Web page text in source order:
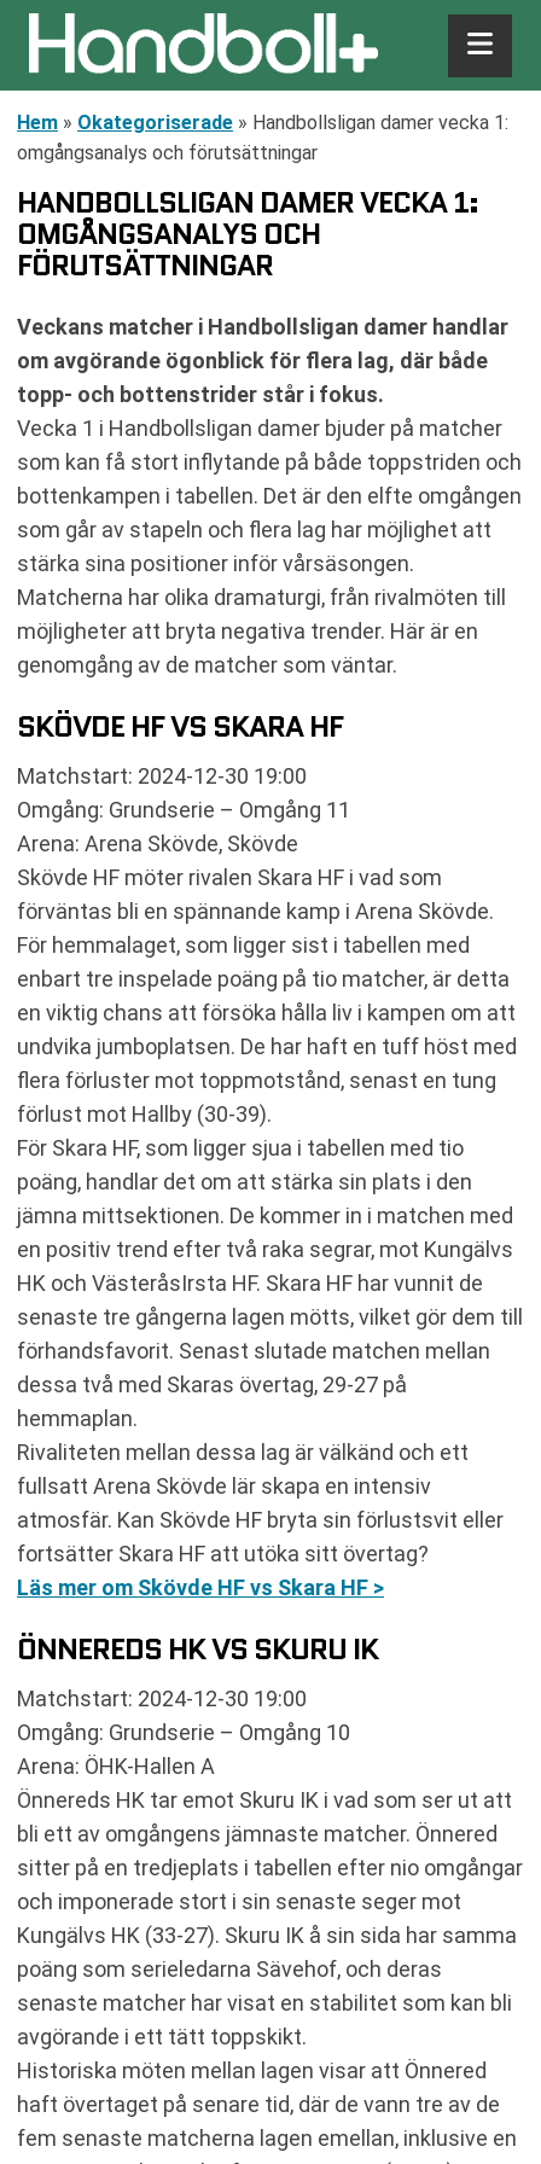
Hem » Okategoriserade » Handbollsligan damer vecka 1:
omgångsanalys och förutsättningar
HANDBOLLSLIGAN DAMER VECKA 1:
OMGÅNGSANALYS OCH
FÖRUTSÄTTNINGAR
Veckans matcher i Handbollsligan damer handlar
om avgörande ögonblick för flera lag, där både
topp- och bottenstrider står i fokus.
Vecka 1 i Handbollsligan damer bjuder på matcher
som kan få stort inflytande på både toppstriden och
bottenkampen i tabellen. Det är den elfte omgången
som går av stapeln och flera lag har möjlighet att
stärka sina positioner inför vårsäsongen.
Matcherna har olika dramaturgi, från rivalmöten till
möjligheter att bryta negativa trender. Här är en
genomgång av de matcher som väntar.
SKÖVDE HF VS SKARA HF
Matchstart: 2024-12-30 19:00
Omgång: Grundserie – Omgång 11
Arena: Arena Skövde, Skövde
Skövde HF möter rivalen Skara HF i vad som
förväntas bli en spännande kamp i Arena Skövde.
För hemmalaget, som ligger sist i tabellen med
enbart tre inspelade poäng på tio matcher, är detta
en viktig chans att försöka hålla liv i kampen om att
undvika jumboplatsen. De har haft en tuff höst med
flera förluster mot toppmotstånd, senast en tung
förlust mot Hallby (30-39).
För Skara HF, som ligger sjua i tabellen med tio
poäng, handlar det om att stärka sin plats i den
jämna mittsektionen. De kommer in i matchen med
en positiv trend efter två raka segrar, mot Kungälvs
HK och VästeråsIrsta HF. Skara HF har vunnit de
senaste tre gångerna lagen mötts, vilket gör dem till
förhandsfavorit. Senast slutade matchen mellan
dessa två med Skaras övertag, 29-27 på
hemmaplan.
Rivaliteten mellan dessa lag är välkänd och ett
fullsatt Arena Skövde lär skapa en intensiv
atmosfär. Kan Skövde HF bryta sin förlustsvit eller
fortsätter Skara HF att utöka sitt övertag?
Läs mer om Skövde HF vs Skara HF >
ÖNNEREDS HK VS SKURU IK
Matchstart: 2024-12-30 19:00
Omgång: Grundserie – Omgång 10
Arena: ÖHK-Hallen A
Önnereds HK tar emot Skuru IK i vad som ser ut att
bli ett av omgångens jämnaste matcher. Önnered
sitter på en tredjeplats i tabellen efter nio omgångar
och imponerade stort i sin senaste seger mot
Kungälvs HK (33-27). Skuru IK å sin sida har samma
poäng som serieledarna Sävehof, och deras
senaste matcher har visat en stabilitet som kan bli
avgörande i ett tätt toppskikt.
Historiska möten mellan lagen visar att Önnered
haft övertaget på senare tid, där de vann tre av de
fem senaste matcherna lagen emellan, inklusive en